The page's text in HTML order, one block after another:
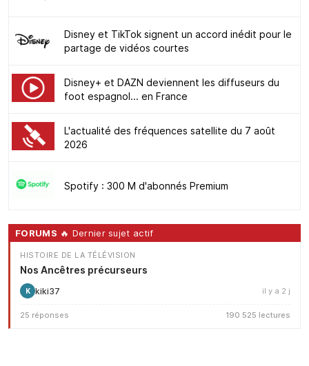
Disney et TikTok signent un accord inédit pour le
partage de vidéos courtes
Disney+ et DAZN deviennent les diffuseurs du
foot espagnol... en France
L'actualité des fréquences satellite du 7 août
2026
Spotify : 300 M d'abonnés Premium
FORUMS 🔥 Dernier sujet actif
HISTOIRE DE LA TÉLÉVISION
Nos Ancêtres précurseurs
K kiki37 il y a 2 j
25 réponses 190 525 lectures